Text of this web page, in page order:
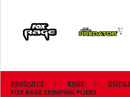
Predator
PRODUITS RAGE
FOX RAGE CRIMPING PLIERS